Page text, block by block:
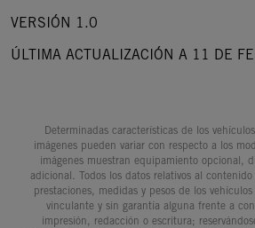
VERSIÓN 1.0
ÚLTIMA ACTUALIZACIÓN A 11 DE
Determinadas características de los
imágenes pueden variar con respecto a los
imágenes muestran equipamiento opcional,
adicional. Todos los datos relativos al
prestaciones, medidas y pesos de los
vinculante y sin garantía alguna frente a
impresión, redacción o escritura;